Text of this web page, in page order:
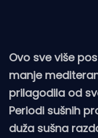
Ovo sve više
manje
prilagodila od
Periodi sušnih
duža sušna